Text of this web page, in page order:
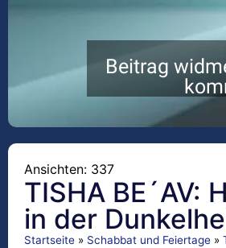
Beitrag
Ansichten: 337
TISHA BE´AV:
in der
Startseite » Schabbat und Feiertage »